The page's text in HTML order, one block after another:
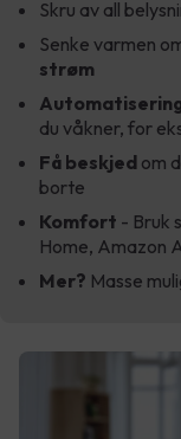
Skru av all
Senke varmen
strøm
du våkner, for
Få beskjed om
borte
Komfort - Bruk
Home, Amazon
Mer? Masse